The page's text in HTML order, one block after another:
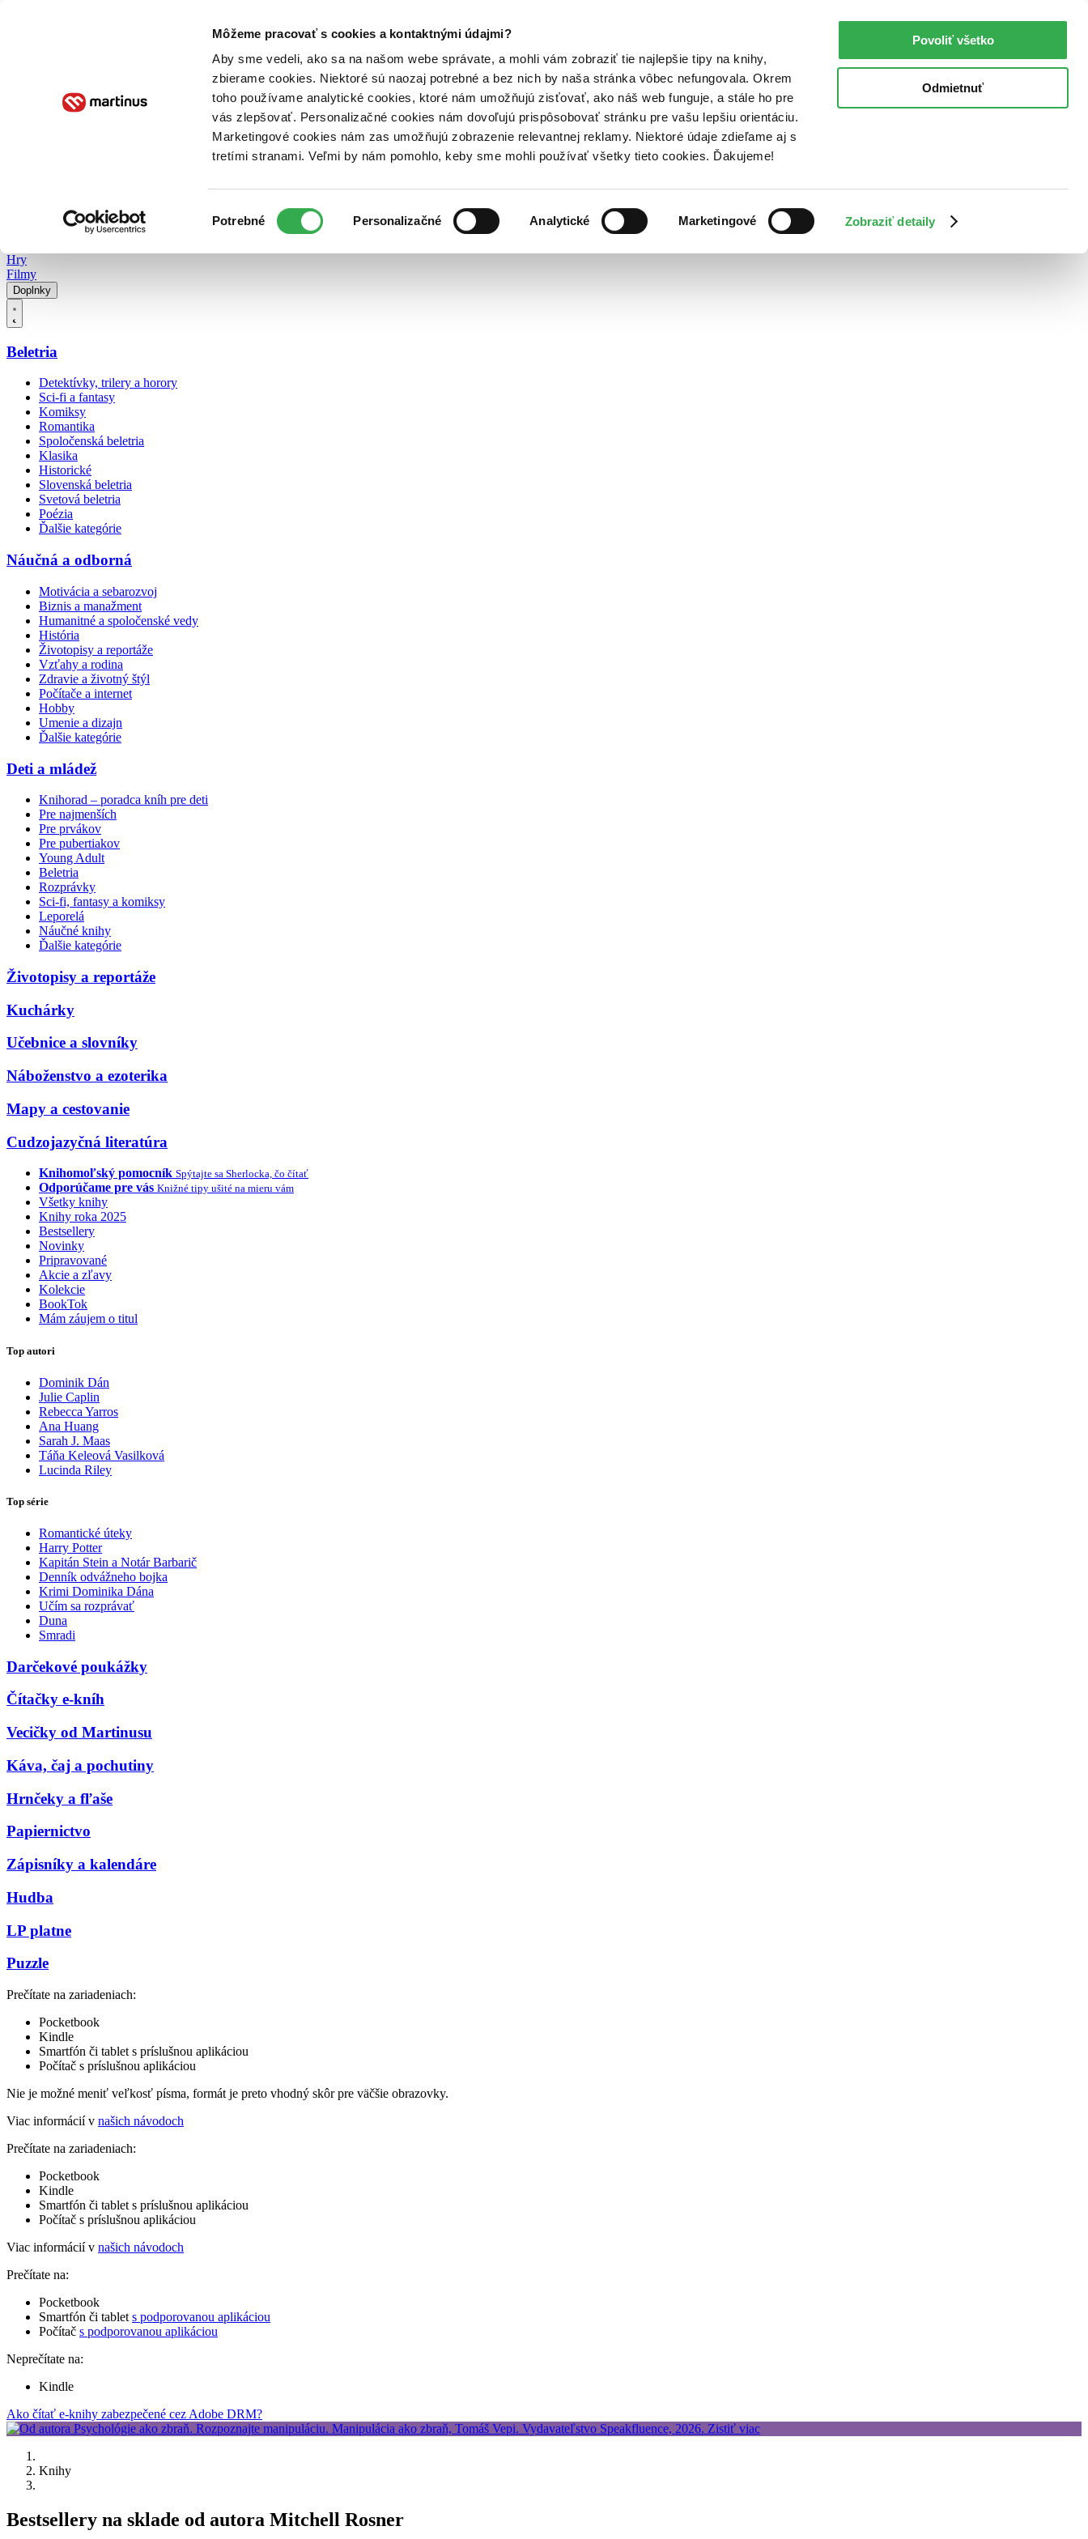
Môžeme pracovať s cookies a kontaktnými údajmi?
Aby sme vedeli, ako sa na našom webe správate, a mohli vám zobraziť tie najlepšie tipy na knihy,
zbierame cookies. Niektoré sú naozaj potrebné a bez nich by naša stránka vôbec nefungovala. Okrem
toho používame analytické cookies, ktoré nám umožňujú zisťovať, ako náš web funguje, a stále ho pre
vás zlepšovať. Personalizačné cookies nám dovoľujú prispôsobovať stránku pre vašu lepšiu orientáciu.
Marketingové cookies nám zas umožňujú zobrazenie relevantnej reklamy. Niektoré údaje zdieľame aj s
tretími stranami. Veľmi by nám pomohlo, keby sme mohli používať všetky tieto cookies. Ďakujeme!
súhlasu
Potrebné Personalizačné Analytické Marketingové Zobraziť detaily
Povoliť všetko
Odmietnuť
Poukážky Kontakt
Hry
Filmy
Doplnky
Beletria
Detektívky, trilery a horory
Sci-fi a fantasy
Komiksy
Romantika
Spoločenská beletria
Klasika
Historické
Slovenská beletria
Svetová beletria
Poézia
Ďalšie kategórie
Náučná a odborná
Motivácia a sebarozvoj
Biznis a manažment
Humanitné a spoločenské vedy
História
Životopisy a reportáže
Vzťahy a rodina
Zdravie a životný štýl
Počítače a internet
Hobby
Umenie a dizajn
Ďalšie kategórie
Deti a mládež
Knihorad – poradca kníh pre deti
Pre najmenších
Pre prvákov
Pre pubertiakov
Young Adult
Beletria
Rozprávky
Sci-fi, fantasy a komiksy
Leporelá
Náučné knihy
Ďalšie kategórie
Životopisy a reportáže
Kuchárky
Učebnice a slovníky
Náboženstvo a ezoterika
Mapy a cestovanie
Cudzojazyčná literatúra
Knihomoľský pomocník Spýtajte sa Sherlocka, čo čítať
Odporúčame pre vás Knižné tipy ušité na mieru vám
Všetky knihy
Knihy roka 2025
Bestsellery
Novinky
Pripravované
Akcie a zľavy
Kolekcie
BookTok
Mám záujem o titul
Top autori
Dominik Dán
Julie Caplin
Rebecca Yarros
Ana Huang
Sarah J. Maas
Táňa Keleová Vasilková
Lucinda Riley
Top série
Romantické úteky
Harry Potter
Kapitán Stein a Notár Barbarič
Denník odvážneho bojka
Krimi Dominika Dána
Učím sa rozprávať
Duna
Smradi
Darčekové poukážky
Čítačky e-kníh
Vecičky od Martinusu
Káva, čaj a pochutiny
Hrnčeky a fľaše
Papiernictvo
Zápisníky a kalendáre
Hudba
LP platne
Puzzle
Prečítate na zariadeniach:
Pocketbook
Kindle
Smartfón či tablet s príslušnou aplikáciou
Počítač s príslušnou aplikáciou
Nie je možné meniť veľkosť písma, formát je preto vhodný skôr pre väčšie obrazovky.
Viac informácií v našich návodoch
Prečítate na zariadeniach:
Pocketbook
Kindle
Smartfón či tablet s príslušnou aplikáciou
Počítač s príslušnou aplikáciou
Viac informácií v našich návodoch
Prečítate na:
Pocketbook
Smartfón či tablet s podporovanou aplikáciou
Počítač s podporovanou aplikáciou
Neprečítate na:
Kindle
Ako čítať e-knihy zabezpečené cez Adobe DRM?
Knihy
Bestsellery na sklade od autora Mitchell Rosner